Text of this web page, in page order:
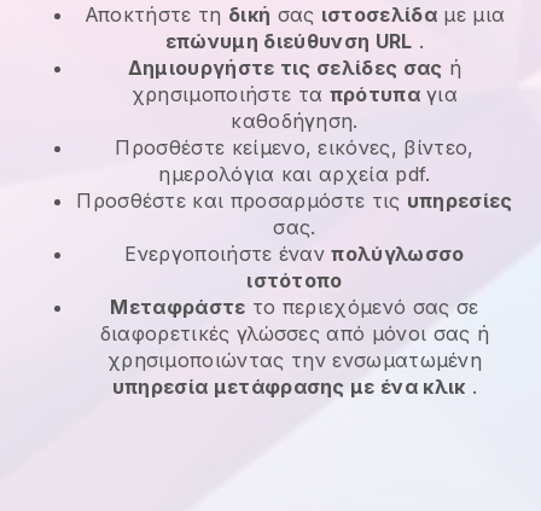
Αποκτήστε τη δική σας ιστοσελίδα με μια
επώνυμη διεύθυνση URL .
Δημιουργήστε τις σελίδες σας ή
χρησιμοποιήστε τα πρότυπαγια
καθοδήγηση.
Προσθέστε κείμενο, εικόνες, βίντεο,
ημερολόγια και αρχεία pdf.
Προσθέστε και προσαρμόστε τις υπηρεσίες
σας.
Ενεργοποιήστε ένανπολύγλωσσο
ιστότοπο
Μεταφράστε το περιεχόμενό σας σε
διαφορετικές γλώσσες από μόνοι σας ή
χρησιμοποιώντας την ενσωματωμένη
υπηρεσία μετάφρασης με ένα κλικ .